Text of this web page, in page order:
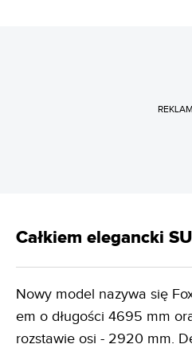
Całkiem elegancki
Nowy model nazywa się
em o długości 4695 mm
rozstawie osi - 2920 mm.